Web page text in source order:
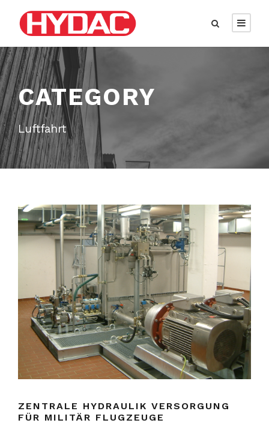
CATEGORY
Luftfahrt
ZENTRALE HYDRAULIK VERSORGUNG
FÜR MILITÄR FLUGZEUGE